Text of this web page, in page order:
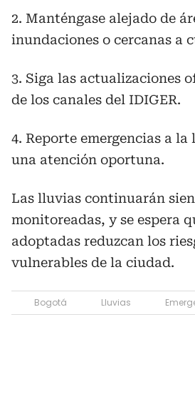
2. Manténgase alejado de
inundaciones o cercanas a
3. Siga las actualizaciones
de los canales del IDIGER.
4. Reporte emergencias a la
una atención oportuna.
Las lluvias continuarán
monitoreadas, y se espera
adoptadas reduzcan los
vulnerables de la ciudad.
Bogotá Lluvias